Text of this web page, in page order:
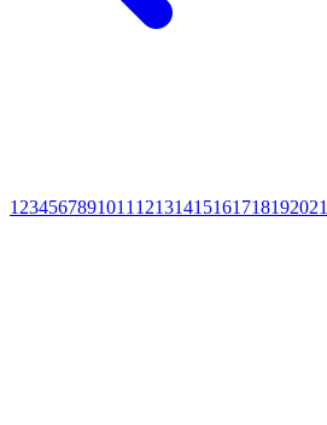
1 234567891011 12131415161718192021